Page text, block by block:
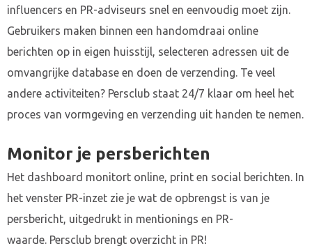
influencers en PR-adviseurs snel en eenvoudig moet zijn.
Gebruikers maken binnen een handomdraai online
berichten op in eigen huisstijl, selecteren adressen uit de
omvangrijke database en doen de verzending. Te veel
andere activiteiten? Persclub staat 24/7 klaar om heel het
proces van vormgeving en verzending uit handen te nemen.
Monitor je persberichten
Het dashboard monitort online, print en social berichten. In
het venster PR-inzet zie je wat de opbrengst is van je
persbericht, uitgedrukt in mentionings en PR-
waarde. Persclub brengt overzicht in PR!